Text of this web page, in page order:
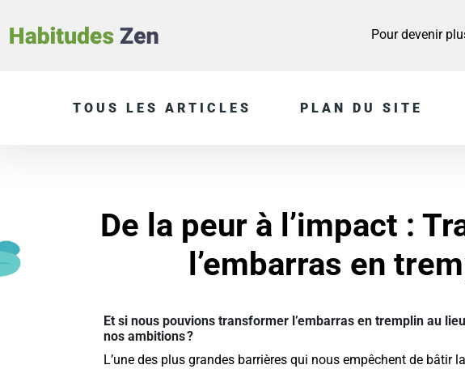
Pour devenir
TOUS LES ARTICLES PLAN DU SITE
De la peur à l’impact :
l’embarras en
Et si nous pouvions transformer l’embarras en tremplin au
nos ambitions ?
L’une des plus grandes barrières qui nous empêchent de bâtir